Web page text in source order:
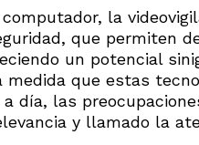
la
que permiten
un potencial
medida que estas
día, las
y llamado la